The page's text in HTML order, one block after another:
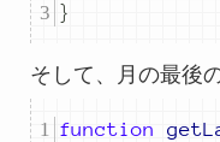
}
そして、月の最後
function